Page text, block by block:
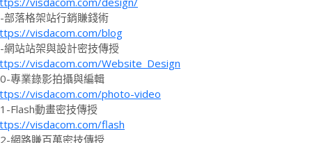
部落格架站行銷賺錢術
visdacom.com/blog
網站站架與設計密技傳授
visdacom.com/Website_Design
專業錄影拍攝與編輯
visdacom.com/photo-video
Flash動畫密技傳授
visdacom.com/flash
網路賺百萬密技傳授